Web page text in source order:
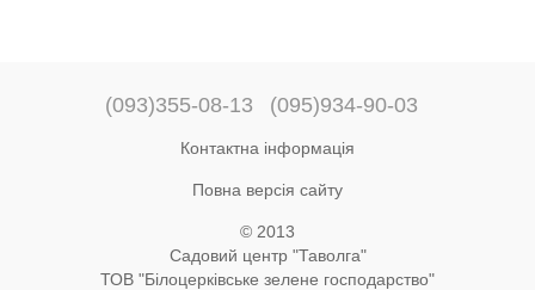
(093)355-08-13 (095)934-90-03
Контактна інформація
Повна версія сайту
© 2013
Садовий центр "Таволга"
ТОВ "Білоцерківське зелене господарство"